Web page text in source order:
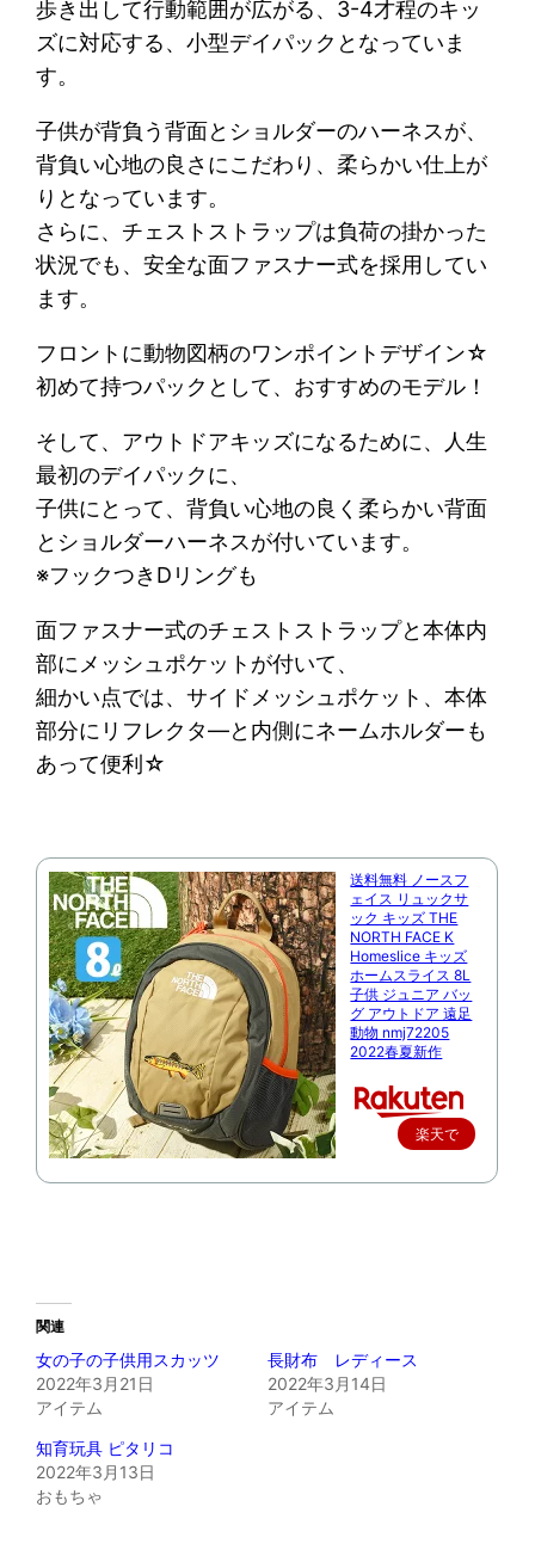
歩き出して行動範囲が広がる、3-4才程のキッ
ズに対応する、小型デイパックとなっていま
す。
子供が背負う背面とショルダーのハーネスが、
背負い心地の良さにこだわり、柔らかい仕上が
りとなっています。
さらに、チェストストラップは負荷の掛かった
状況でも、安全な面ファスナー式を採用してい
ます。
フロントに動物図柄のワンポイントデザイン☆
初めて持つパックとして、おすすめのモデル！
そして、アウトドアキッズになるために、人生
最初のデイパックに、
子供にとって、背負い心地の良く柔らかい背面
とショルダーハーネスが付いています。
※フックつきDリングも
面ファスナー式のチェストストラップと本体内
部にメッシュポケットが付いて、
細かい点では、サイドメッシュポケット、本体
部分にリフレクタ―と内側にネームホルダーも
あって便利☆
送料無料 ノースフ
ェイス リュックサ
ック キッズ THE
NORTH FACE K
Homeslice キッズ
ホームスライス 8L
子供 ジュニア バッ
グ アウトドア 遠足
動物 nmj72205
2022春夏新作
楽天で
関連
女の子の子供用スカッツ
2022年3月21日
アイテム
長財布 レディース
2022年3月14日
アイテム
知育玩具 ピタリコ
2022年3月13日
おもちゃ